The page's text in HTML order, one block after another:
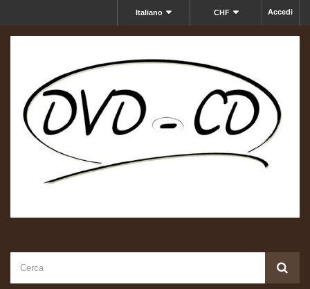
Accedi
CHF
Italiano